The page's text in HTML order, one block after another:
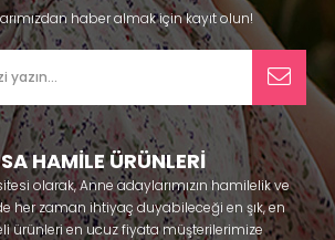
haber almak için kayıt olun!
HAMİLE ÜRÜNLERİ
olarak, Anne adaylarımızın hamilelik ve
her zaman ihtiyaç duyabileceği en şık, en
ürünleri en ucuz fiyata müşterilerimize